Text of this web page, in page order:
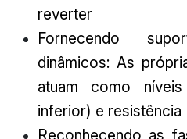
reverter
Fornecendo
dinâmicos: As
atuam como
inferior) e resistência
Reconhecendo as